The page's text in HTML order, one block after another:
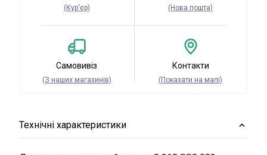
(Кур'єр) (Нова пошта)
Самовивіз
(З наших магазинів)
Контакти
(Показати на мапі)
Технічні характеристики